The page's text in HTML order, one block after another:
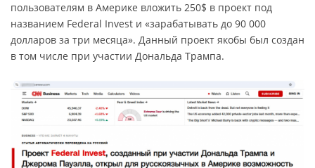
пользователям в Америке вложить 250$ в проект под
названием Federal Invest и «зарабатывать до 90 000
долларов за три месяца». Данный проект якобы был создан
в том числе при участии Дональда Трампа.